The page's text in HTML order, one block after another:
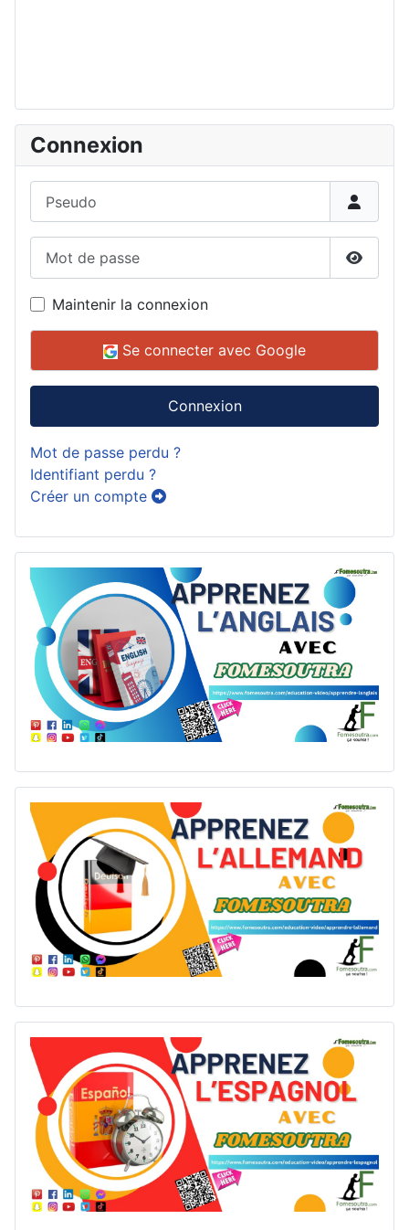
Connexion
Maintenir la connexion
Se connecter avec Google
Connexion
Mot de passe perdu ?
Identifiant perdu ?
Créer un compte